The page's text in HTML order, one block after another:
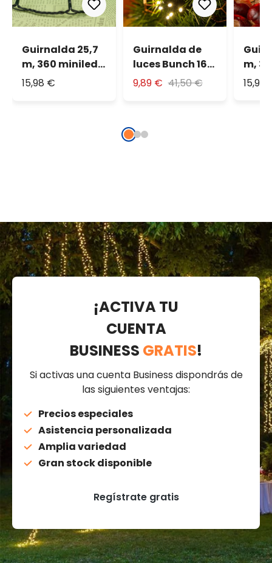
Guirnalda 25,7
m, 360 miniled
verde, cable
15,98 €
Guirnalda de
luces Bunch 16
m, 40 grupos
9,89 € 41,50 €
m,
15,98
¡ACTIVA TU
CUENTA
BUSINESS GRATIS!
Si activas una cuenta Business dispondrás de
las siguientes ventajas:
Precios especiales
Asistencia personalizada
Amplia variedad
Gran stock disponible
Regístrate gratis